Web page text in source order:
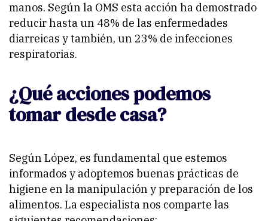
manos. Según la OMS esta acción ha demostrado
reducir hasta un 48% de las enfermedades
diarreicas y también, un 23% de infecciones
respiratorias.
¿Qué acciones podemos
tomar desde casa?
Según López, es fundamental que estemos
informados y adoptemos buenas prácticas de
higiene en la manipulación y preparación de los
alimentos. La especialista nos comparte las